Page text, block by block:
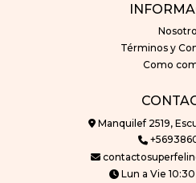
Términos y
Como
Manquilef 2519,
Lun a Vie